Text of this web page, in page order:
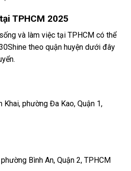
TPHCM 2025
và làm việc tại TPHCM có thể
theo quận huyện dưới đây
Khai, phường Đa Kao, Quận 1,
Bình An, Quận 2, TPHCM